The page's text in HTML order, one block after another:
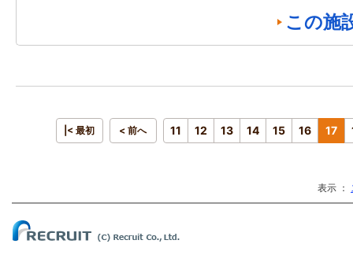
この施
|< 最初 < 前へ 11 12 13 14 15 16 17
表示 ：